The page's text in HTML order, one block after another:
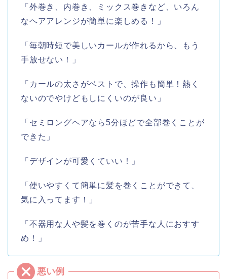
「外巻き、内巻き、ミックス巻きなど、いろん
なヘアアレンジが簡単に楽しめる！」
「毎朝時短で美しいカールが作れるから、もう
手放せない！」
「カールの太さがベストで、操作も簡単！熱く
ないのでやけどもしにくいのが良い」
「セミロングヘアなら5分ほどで全部巻くことが
できた」
「デザインが可愛くていい！」
「使いやすくて簡単に髪を巻くことができて、
気に入ってます！」
「不器用な人や髪を巻くのが苦手な人におすす
め！」